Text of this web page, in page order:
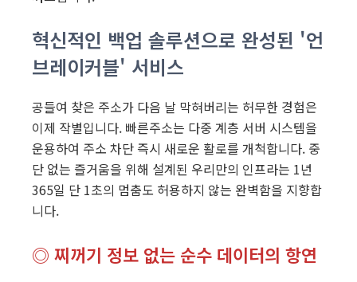
혁신적인 백업 솔루션으로 완성된 '언
브레이커블' 서비스
공들여 찾은 주소가 다음 날 막혀버리는 허무한 경험은
이제 작별입니다. 빠른주소는 다중 계층 서버 시스템을
운용하여 주소 차단 즉시 새로운 활로를 개척합니다. 중
단 없는 즐거움을 위해 설계된 우리만의 인프라는 1년
365일 단 1초의 멈춤도 허용하지 않는 완벽함을 지향합
니다.
◎ 찌꺼기 정보 없는 순수 데이터의 항연